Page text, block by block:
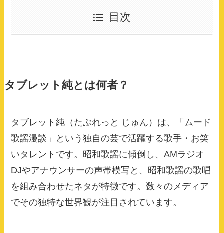
目次
タブレット純とは何者？
タブレット純（たぶれっと じゅん）は、「ムード
歌謡漫談」という独自の芸で活躍する歌手・お笑
いタレントです。昭和歌謡に傾倒し、AMラジオ
DJやアナウンサーの声帯模写と、昭和歌謡の歌唱
を組み合わせたネタが特徴です。数々のメディア
でその独特な世界観が注目されています。